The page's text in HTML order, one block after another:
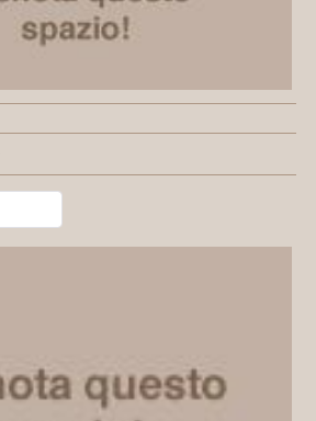
Type 2 or more characters for